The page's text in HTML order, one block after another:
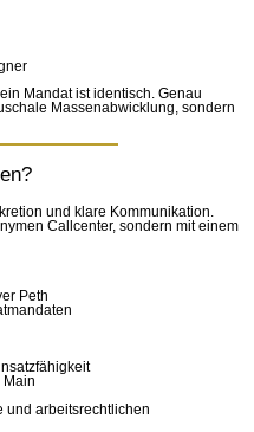
Mandat ist identisch. Genau
Massenabwicklung, sondern
und klare Kommunikation.
Callcenter, sondern mit einem
Peth
Main
und arbeitsrechtlichen